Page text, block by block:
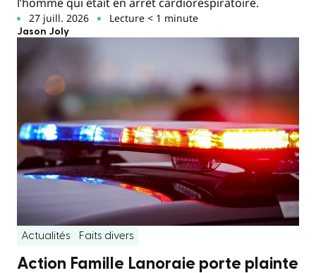
27 juill. 2026 Lecture < 1 minute
Jason Joly
Actualités Faits divers
Action Famille Lanoraie porte plainte